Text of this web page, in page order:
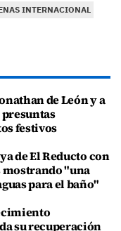
INTERNACIONAL
de León y a
festivos
de El Reducto con
"una
para el baño"
su recuperación